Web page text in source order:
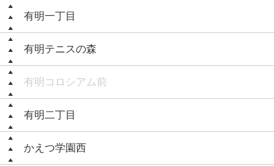
有明一丁目
有明テニスの森
有明コロシアム前
有明二丁目
かえつ学園西